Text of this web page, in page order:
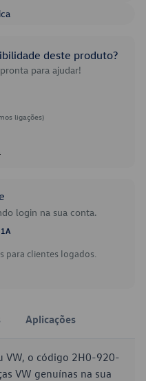
deste produto?
para ajudar!
ligações)
login na sua conta.
para clientes logados.
Aplicações
VW, o código 2H0-920-
VW genuínas na sua